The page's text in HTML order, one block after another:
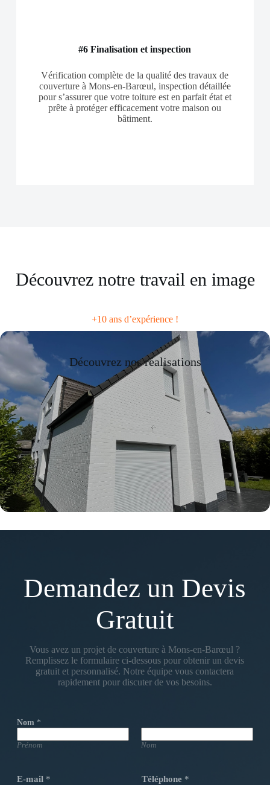
#6 Finalisation et inspection
Vérification complète de la qualité des travaux de
couverture à Mons-en-Barœul, inspection détaillée
pour s’assurer que votre toiture est en parfait état et
prête à protéger efficacement votre maison ou
bâtiment.
Découvrez notre travail en image
+10 ans d’expérience !
Découvrez nos réalisations
Demandez un Devis
Gratuit
Vous avez un projet de couverture à Mons-en-Barœul ?
Remplissez le formulaire ci-dessous pour obtenir un devis
gratuit et personnalisé. Notre équipe vous contactera
rapidement pour discuter de vos besoins.
Nom *
Prénom Nom
E-mail * Téléphone *